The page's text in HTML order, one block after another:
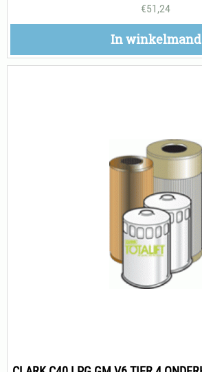
€51,24
In winkelmand